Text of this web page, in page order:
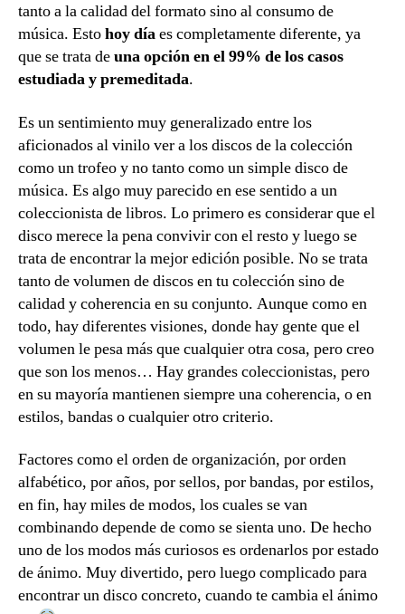
tanto a la calidad del formato sino al consumo de
música. Estohoy díaes completamente diferente, ya
que se trata deuna opción en el 99% de los casos
estudiada y premeditada.
Es un sentimiento muy generalizado entre los
aficionados al vinilo ver a los discos de la colección
como un trofeo y no tanto como un simple disco de
música. Es algo muy parecido en ese sentido a un
coleccionista de libros. Lo primero es considerar que el
disco merece la pena convivir con el resto y luego se
trata de encontrar la mejor edición posible. No se trata
tanto de volumen de discos en tu colección sino de
calidad y coherencia en su conjunto. Aunque como en
todo, hay diferentes visiones, donde hay gente que el
volumen le pesa más que cualquier otra cosa, pero creo
que son los menos… Hay grandes coleccionistas, pero
en su mayoría mantienen siempre una coherencia, o en
estilos, bandas o cualquier otro criterio.
Factores como el orden de organización, por orden
alfabético, por años, por sellos, por bandas, por estilos,
en fin, hay miles de modos, los cuales se van
combinando depende de como se sienta uno. De hecho
uno de los modos más curiosos es ordenarlos por estado
de ánimo. Muy divertido, pero luego complicado para
encontrar un disco concreto, cuando te cambia el ánimo